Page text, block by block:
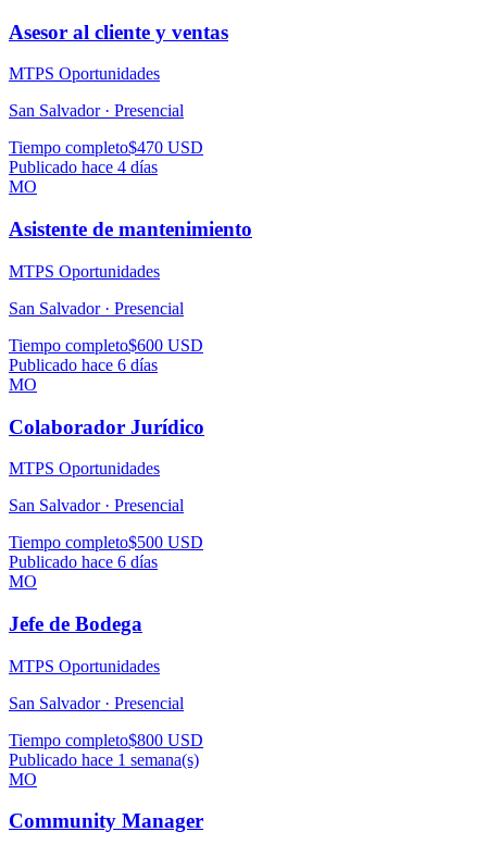
Asesor al cliente y ventas
MTPS Oportunidades
San Salvador · Presencial
Tiempo completo$470 USD
Publicado hace 4 días
MO
Asistente de mantenimiento
MTPS Oportunidades
San Salvador · Presencial
Tiempo completo$600 USD
Publicado hace 6 días
MO
Colaborador Jurídico
MTPS Oportunidades
San Salvador · Presencial
Tiempo completo$500 USD
Publicado hace 6 días
MO
Jefe de Bodega
MTPS Oportunidades
San Salvador · Presencial
Tiempo completo$800 USD
Publicado hace 1 semana(s)
MO
Community Manager